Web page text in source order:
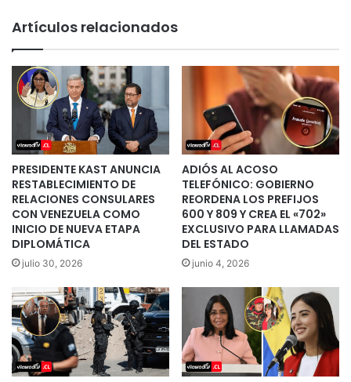
Artículos relacionados
PRESIDENTE KAST ANUNCIA
RESTABLECIMIENTO DE
RELACIONES CONSULARES
CON VENEZUELA COMO
INICIO DE NUEVA ETAPA
DIPLOMÁTICA
julio 30, 2026
ADIÓS AL ACOSO
TELEFÓNICO: GOBIERNO
REORDENA LOS PREFIJOS
600 Y 809 Y CREA EL «702»
EXCLUSIVO PARA LLAMADAS
DEL ESTADO
junio 4, 2026